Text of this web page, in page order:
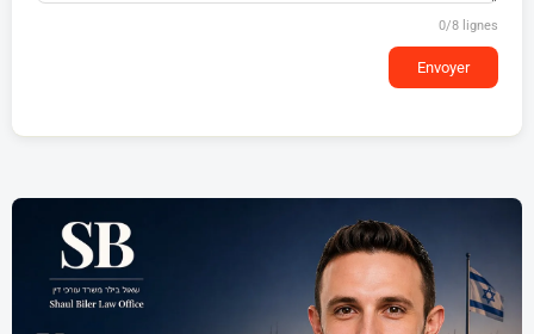
0/8 lignes
Envoyer